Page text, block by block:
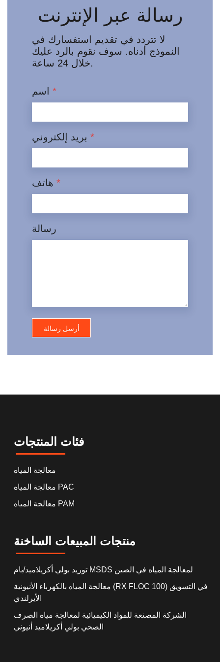
رسالة عبر الإنترنت
لا تتردد في تقديم استفسارك في
النموذج أدناه. سوف نقوم بالرد عليك
خلال 24 ساعة.
*
*
*
رسالة
فئات المنتجات
معالجة المياه
معالجة المياه PAC
معالجة المياه PAM
منتجات المبيعات الساخنة
توريد بولي أكريلاميد/بام MSDS لمعالجة المياه في الصين
معالجة المياه بالكهرباء الأنيونية (RX FLOC 100) في التسويق
الأيرلندي
الشركة المصنعة للمواد الكيميائية لمعالجة مياه الصرف
الصحي بولي أكريلاميد أنيوني